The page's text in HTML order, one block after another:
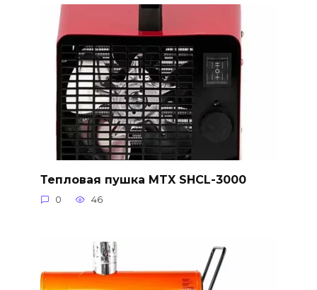
Тепловая пушка MTX SHCL-3000
0 46